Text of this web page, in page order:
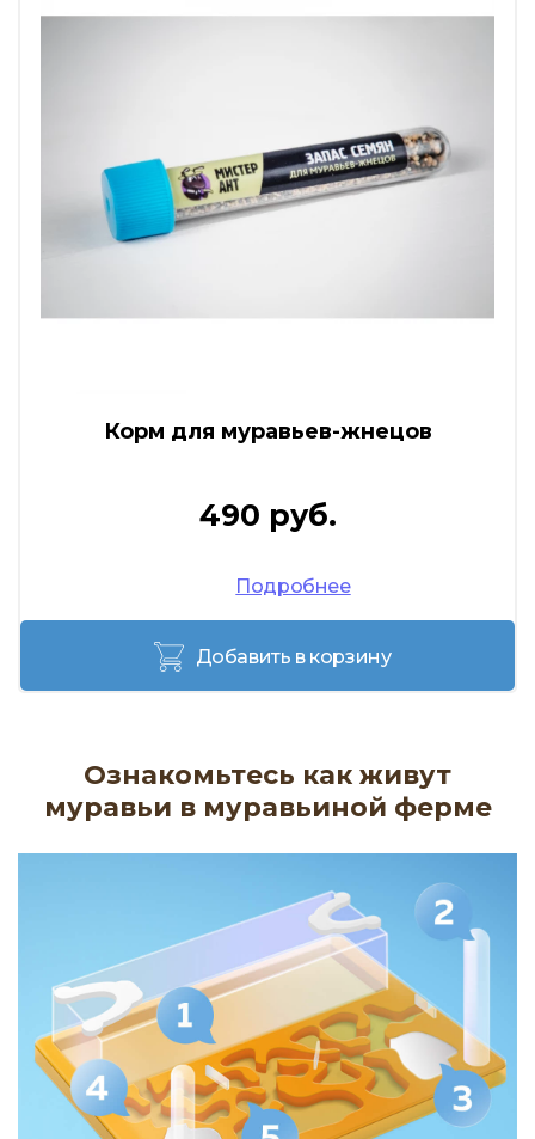
Корм для муравьев-жнецов
490 руб.
Подробнее
Добавить в корзину
Ознакомьтесь как живут
муравьи в муравьиной ферме